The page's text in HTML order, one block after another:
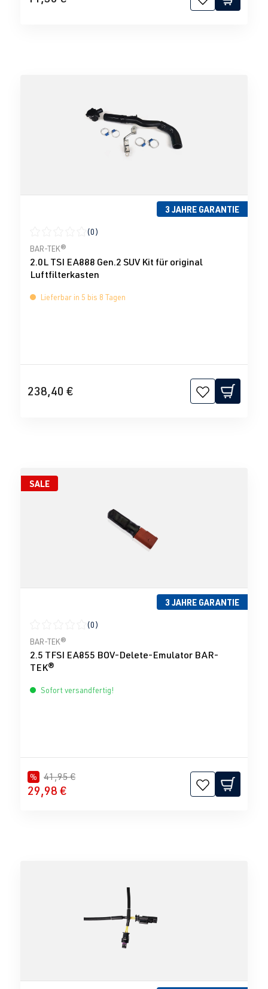
3 JAHRE GARANTIE
Durchschnittliche Bewertung von 0 von 5 Sternen
(0)
BAR-TEK®
2.0L TSI EA888 Gen.2 SUV Kit für original
Luftfilterkasten
Lieferbar in 5 bis 8 Tagen
238,40 €
SALE
3 JAHRE GARANTIE
Durchschnittliche Bewertung von 0 von 5 Sternen
(0)
BAR-TEK®
2.5 TFSI EA855 BOV-Delete-Emulator BAR-
TEK®
Sofort versandfertig!
% 41,95 €
29,98 €